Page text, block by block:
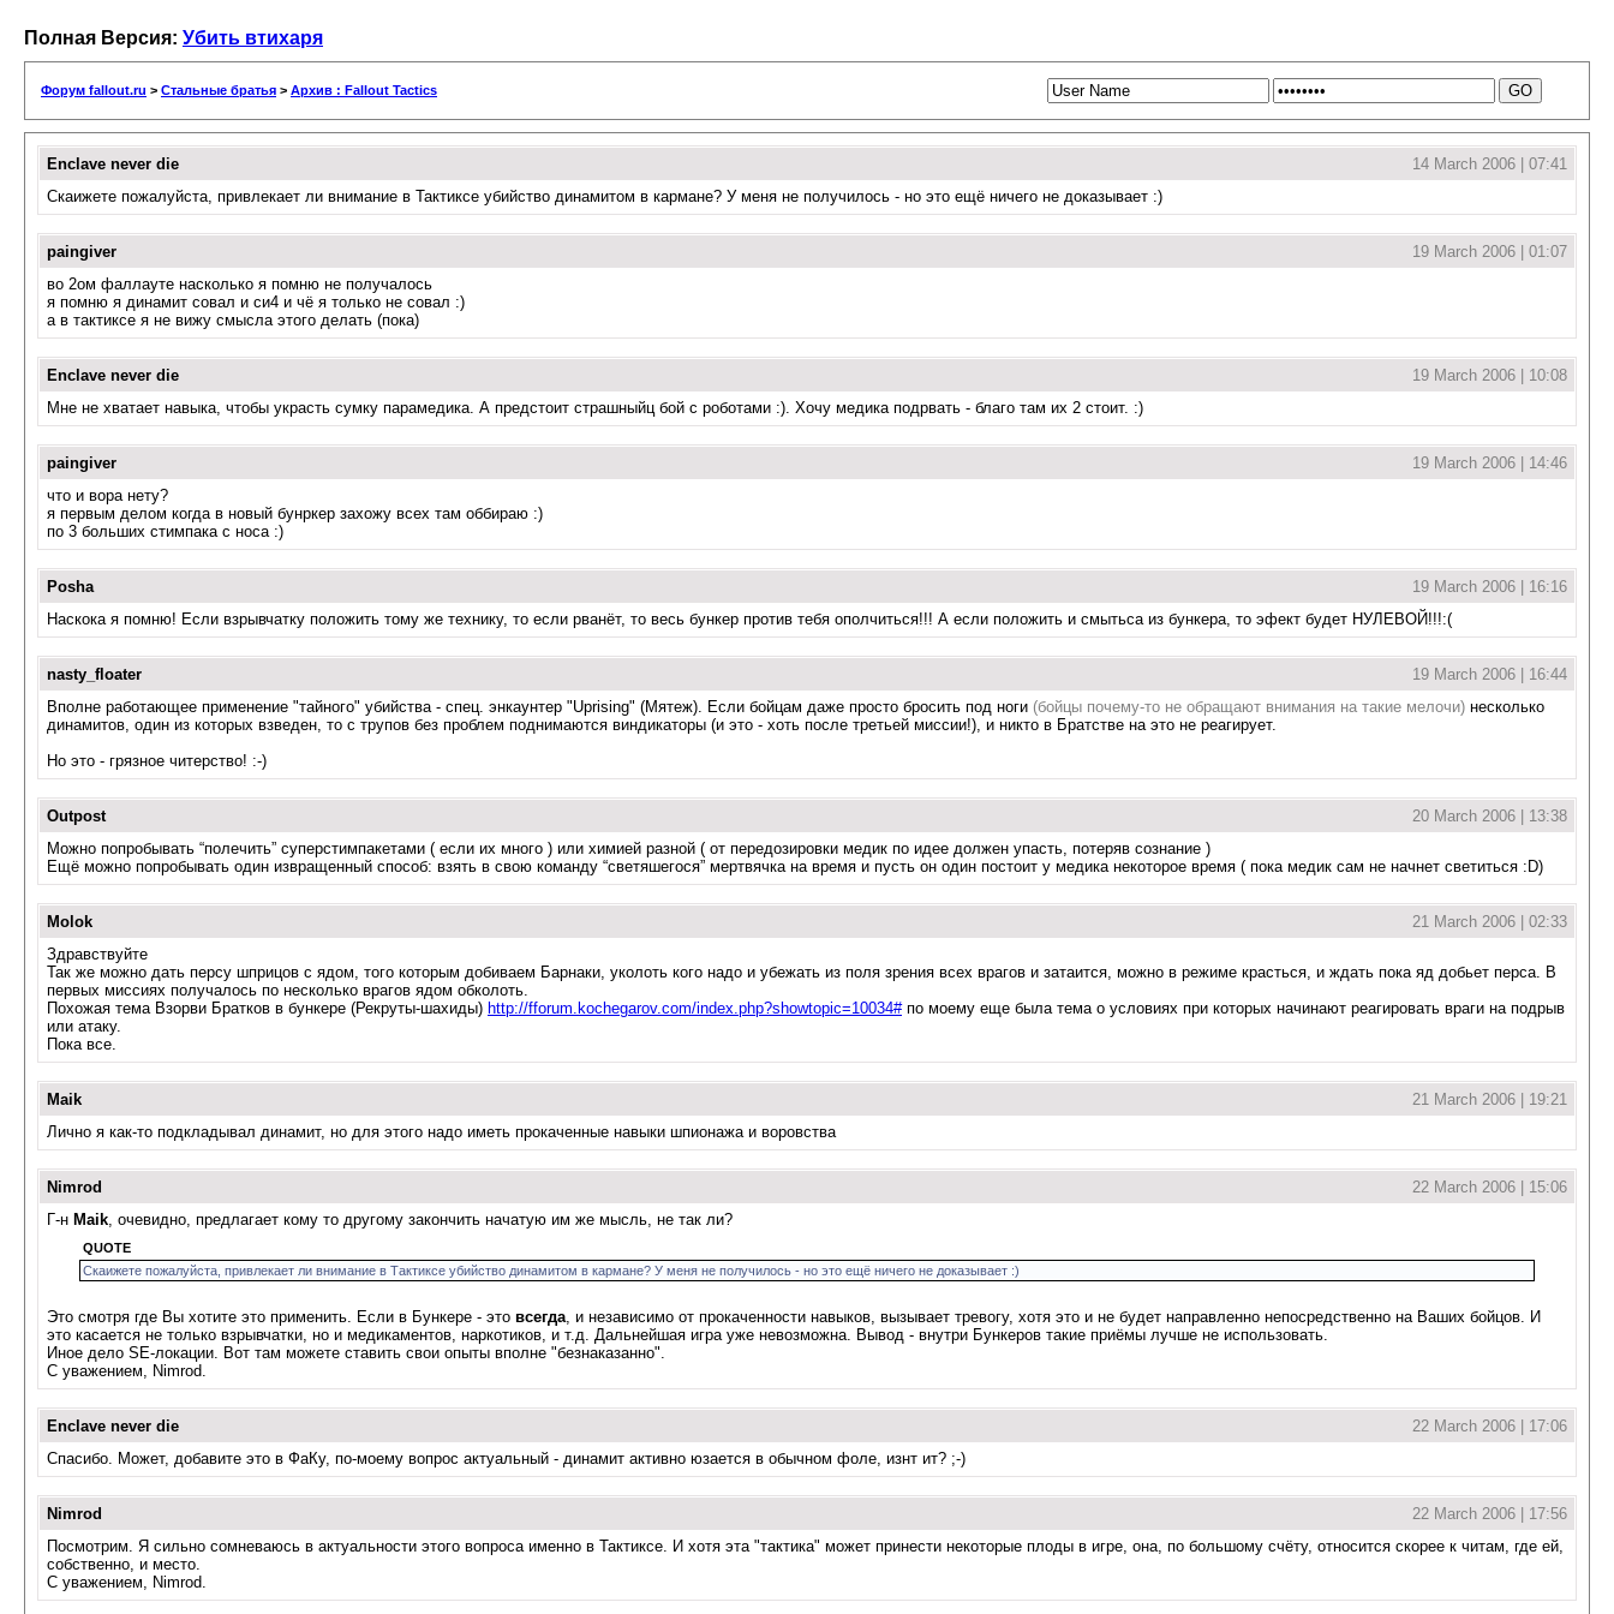
Полная Версия: Убить втихаря
Форум fallout.ru > Стальные братья > Архив : Fallout Tactics
Enclave never die
14 March 2006 | 07:41
Скаижете пожалуйста, привлекает ли внимание в Тактиксе убийство динамитом в кармане? У меня не получилось - но это ещё ничего не доказывает :)
paingiver
19 March 2006 | 01:07
во 2ом фаллауте насколько я помню не получалось
я помню я динамит совал и си4 и чё я только не совал :)
а в тактиксе я не вижу смысла этого делать (пока)
Enclave never die
19 March 2006 | 10:08
Мне не хватает навыка, чтобы украсть сумку парамедика. А предстоит страшныйц бой с роботами :). Хочу медика подрвать - благо там их 2 стоит. :)
paingiver
19 March 2006 | 14:46
что и вора нету?
я первым делом когда в новый бунркер захожу всех там оббираю :)
по 3 больших стимпака с носа :)
Posha
19 March 2006 | 16:16
Наскока я помню! Если взрывчатку положить тому же технику, то если рванёт, то весь бункер против тебя ополчиться!!! А если положить и смытьса из бункера, то эфект будет НУЛЕВОЙ!!!:(
nasty_floater
19 March 2006 | 16:44
Вполне работающее применение "тайного" убийства - спец. энкаунтер "Uprising" (Мятеж). Если бойцам даже просто бросить под ноги (бойцы почему-то не обращают внимания на такие мелочи) несколько
динамитов, один из которых взведен, то с трупов без проблем поднимаются виндикаторы (и это - хоть после третьей миссии!), и никто в Братстве на это не реагирует.
Но это - грязное читерство! :-)
Outpost
20 March 2006 | 13:38
Можно попробывать “полечить” суперстимпакетами ( если их много ) или химией разной ( от передозировки медик по идее должен упасть, потеряв сознание )
Ещё можно попробывать один извращенный способ: взять в свою команду “светяшегося” мертвячка на время и пусть он один постоит у медика некоторое время ( пока медик сам не начнет светиться :D)
Molok
21 March 2006 | 02:33
Здравствуйте
Так же можно дать персу шприцов с ядом, того которым добиваем Барнаки, уколоть кого надо и убежать из поля зрения всех врагов и затаится, можно в режиме красться, и ждать пока яд добьет перса. В
первых миссиях получалось по несколько врагов ядом обколоть.
Похожая тема Взорви Братков в бункере (Рекруты-шахиды) http://fforum.kochegarov.com/index.php?showtopic=10034#по моему еще была тема о условиях при которых начинают реагировать враги на подрыв
или атаку.
Пока все.
Maik
21 March 2006 | 19:21
Лично я как-то подкладывал динамит, но для этого надо иметь прокаченные навыки шпионажа и воровства
Nimrod
22 March 2006 | 15:06
Г-н Maik, очевидно, предлагает кому то другому закончить начатую им же мысль, не так ли?
QUOTE
Скаижете пожалуйста, привлекает ли внимание в Тактиксе убийство динамитом в кармане? У меня не получилось - но это ещё ничего не доказывает :)
Это смотря где Вы хотите это применить. Если в Бункере - это всегда, и независимо от прокаченности навыков, вызывает тревогу, хотя это и не будет направленно непосредственно на Ваших бойцов. И
это касается не только взрывчатки, но и медикаментов, наркотиков, и т.д. Дальнейшая игра уже невозможна. Вывод - внутри Бункеров такие приёмы лучше не использовать.
Иное дело SE-локации. Вот там можете ставить свои опыты вполне "безнаказанно".
С уважением, Nimrod.
Enclave never die
22 March 2006 | 17:06
Спасибо. Может, добавите это в ФаКу, по-моему вопрос актуальный - динамит активно юзается в обычном фоле, изнт ит? ;-)
Nimrod
22 March 2006 | 17:56
Посмотрим. Я сильно сомневаюсь в актуальности этого вопроса именно в Тактиксе. И хотя эта "тактика" может принести некоторые плоды в игре, она, по большому счёту, относится скорее к читам, где ей,
собственно, и место.
С уважением, Nimrod.